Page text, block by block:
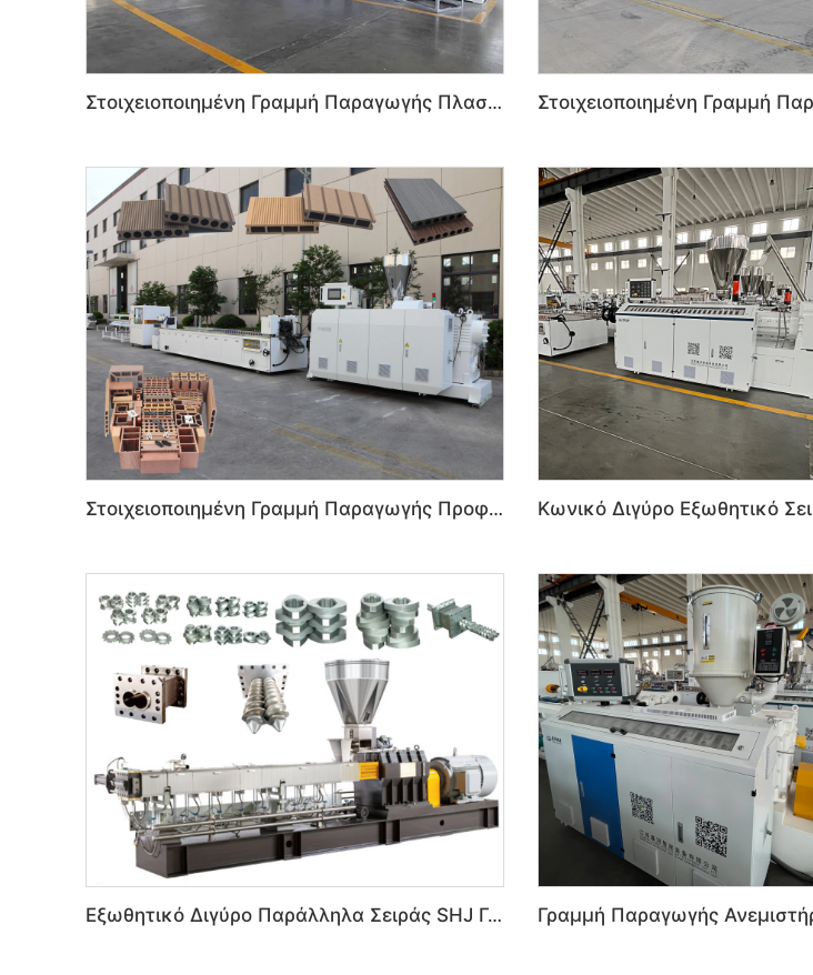
Στοιχειοποιημένη Γραμμή Παραγωγής Πλαστικών Πάνελ Θυρών PVC WPC για Κοιτάδες και Μπάνιο
Στοιχειοποιημένη Γραμμή Παραγωγής Προφίλ Ξύλου-Πλαστικού PE για Εξωτερικά Πάτινα & Κανάπες
Εξωθητικό Διγύρο Παράλληλα Σειράς SHJ Για Μηχάνημα Εξωθητικής PVC Πλαστικών